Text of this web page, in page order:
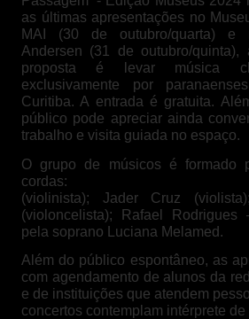
as últimas apresentações no
MAI (30 de outubro/quarta) e
Andersen (31 de outubro/
proposta é levar música
exclusivamente por
Curitiba. A entrada é gratuita.
público pode apreciar ainda
trabalho e visita guiada no espaço.
O grupo de músicos é formado
cordas:
(violinista); Jader Cruz
(violoncelista); Rafael Rodrigues
pela soprano Luciana Melamed.
Além do público espontâneo, as
com agendamento de alunos da
e de instituições que atendem
concertos contemplam intérprete de